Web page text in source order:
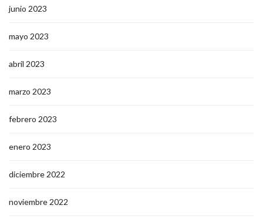
junio 2023
mayo 2023
abril 2023
marzo 2023
febrero 2023
enero 2023
diciembre 2022
noviembre 2022